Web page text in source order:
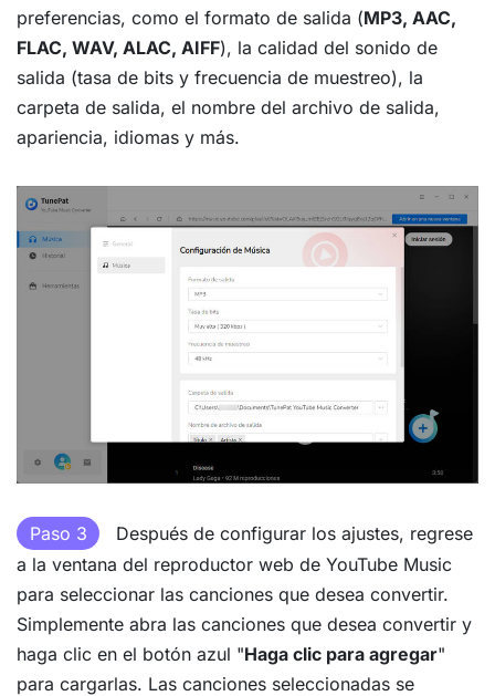
preferencias, como el formato de salida (MP3, AAC,
FLAC, WAV, ALAC, AIFF), la calidad del sonido de
salida (tasa de bits y frecuencia de muestreo), la
carpeta de salida, el nombre del archivo de salida,
apariencia, idiomas y más.
Paso 3
Después de configurar los ajustes, regrese
a la ventana del reproductor web de YouTube Music
para seleccionar las canciones que desea convertir.
Simplemente abra las canciones que desea convertir y
haga clic en el botón azul "Haga clic para agregar"
para cargarlas. Las canciones seleccionadas se